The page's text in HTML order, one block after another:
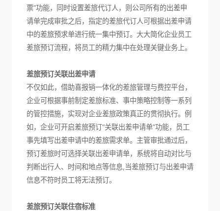
票”功能，同时设置差旅代订人，则公司所有的出差申
请单完成审批之后，指定的差旅代订人可根据出差申请
中的差旅预求单进行统一集中预订。大大简化企业员工
差旅预订流程，将员工的精力集中在处理关键业务上。
差旅预订关联出差申请
不仅如此，借助喜报销一体化的差旅管理与费控平台，
企业可根据事前制定差旅标准、事中策略控制等一系列
的管控措施，实现对企业差旅政策真正的贯彻执行。例
如，企业可开启差旅预订“关联出差申请单”功能，员工
事先填写出差申请中的差旅需求单。主管审批通过后，
预订差旅时可选择关联出差申请单，系统将自动对比与
判断出行人、时间和地点等信息,当差旅预订与出差申请
信息不符时员工将无法预订。
差旅预订关联住宿标准